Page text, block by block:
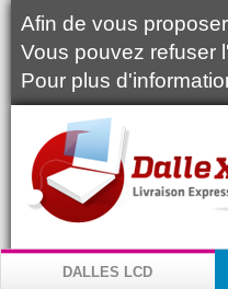
Afin de vous
Vous pouvez refuser
Pour plus
DALLES LCD